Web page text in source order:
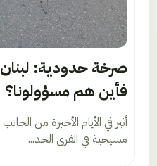
صرخة حدودية: لبنان
فأين هم مسؤولونا؟
أثير في الأيام الأخيرة من
مسيحية في القرى الحد...